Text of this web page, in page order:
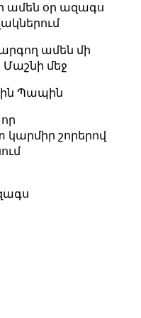
ամեն օր ազագս
ամեն մի
մեջ
Պապին
շորերով